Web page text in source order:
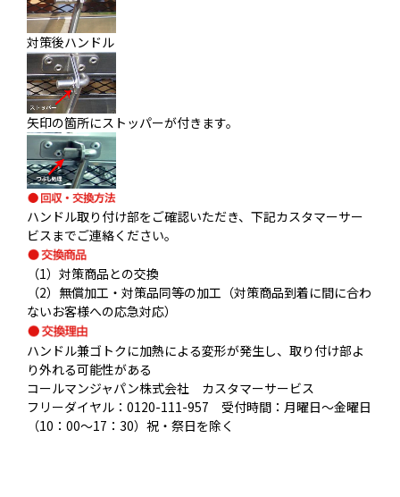
対策後ハンドル
矢印の箇所にストッパーが付きます。
ハンドル取り付け部をご確認いただき、下記カスタマーサー
ビスまでご連絡ください。
（1）対策商品との交換
（2）無償加工・対策品同等の加工（対策商品到着に間に合わ
ないお客様への応急対応）
ハンドル兼ゴトクに加熱による変形が発生し、取り付け部よ
り外れる可能性がある
コールマンジャパン株式会社 カスタマーサービス
フリーダイヤル：0120-111-957 受付時間：月曜日〜金曜日
（10：00〜17：30）祝・祭日を除く